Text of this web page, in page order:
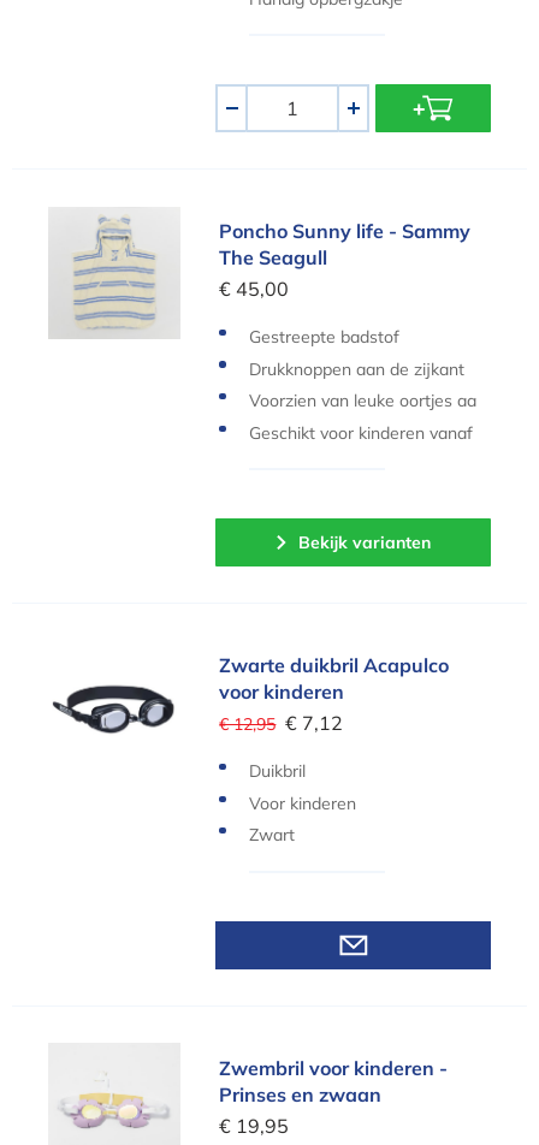
+
Poncho Sunny life - Sammy The Seagull
Poncho Sunny life - Sammy
The Seagull
€ 45,00
Gestreepte badstof
Drukknoppen aan de zijkant
Voorzien van leuke oortjes aa
n het kapje
Geschikt voor kinderen vanaf
Bekijk varianten
Zwarte duikbril Acapulco voor kinderen
Zwarte duikbril Acapulco
voor kinderen
€ 12,95 € 7,12
Duikbril
Voor kinderen
Zwart
Zwembril voor kinderen - Prinses en zwaan
Zwembril voor kinderen -
Prinses en zwaan
€ 19,95